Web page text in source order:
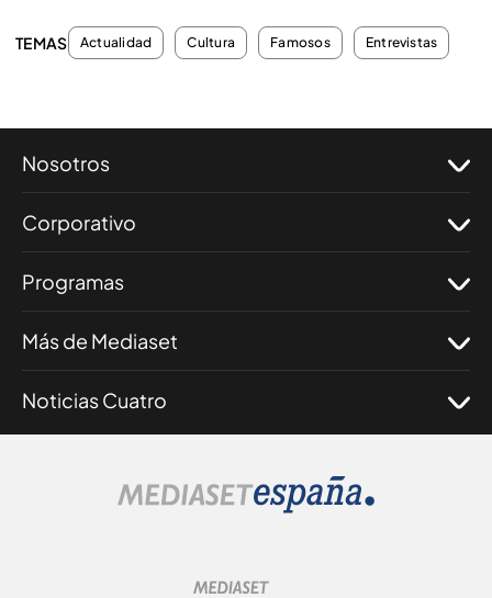
TEMAS Actualidad Cultura Famosos Entrevistas
Nosotros
Corporativo
Programas
Más de Mediaset
Noticias Cuatro